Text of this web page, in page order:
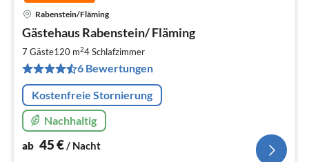
Rabenstein/Fläming
Gästehaus Rabenstein/ Fläming
7 Gäste120 m24Schlafzimmer
6 Bewertungen
Kostenfreie Stornierung
Nachhaltig
ab 45€/ Nacht